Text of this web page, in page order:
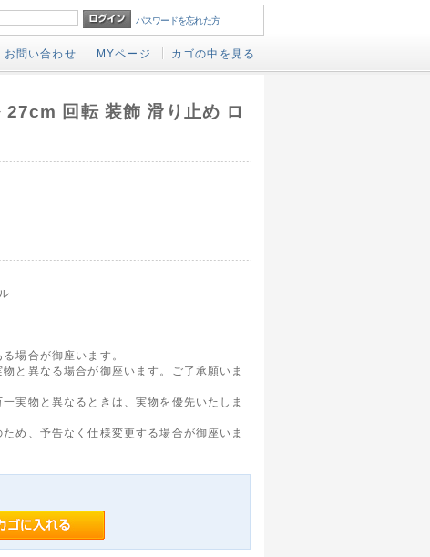
パスワードを忘れた方
お問い合わせ MYページ カゴの中を見る
27cm 回転 装飾 滑り止め ロ
場合が御座います。
と異なる場合が御座います。ご了承願いま
実物と異なるときは、実物を優先いたしま
め、予告なく仕様変更する場合が御座いま